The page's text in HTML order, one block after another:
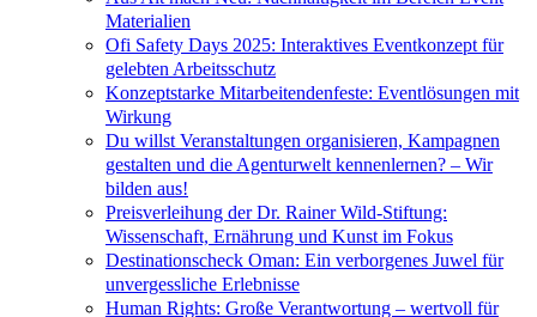
Materialien
Ofi Safety Days 2025: Interaktives Eventkonzept für
gelebten Arbeitsschutz
Konzeptstarke Mitarbeitendenfeste: Eventlösungen mit
Wirkung
Du willst Veranstaltungen organisieren, Kampagnen
gestalten und die Agenturwelt kennenlernen? – Wir
bilden aus!
Preisverleihung der Dr. Rainer Wild-Stiftung:
Wissenschaft, Ernährung und Kunst im Fokus
Destinationscheck Oman: Ein verborgenes Juwel für
unvergessliche Erlebnisse
Human Rights: Große Verantwortung – wertvoll für